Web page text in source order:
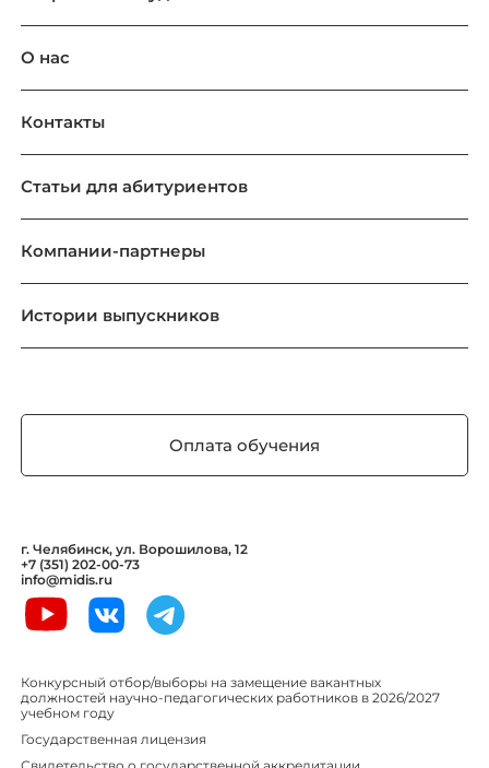
О нас
Контакты
Статьи для абитуриентов
Компании-партнеры
Истории выпускников
Оплата обучения
г. Челябинск, ул. Ворошилова, 12
+7 (351) 202-00-73
info@midis.ru
Конкурсный отбор/выборы на замещение вакантных
должностей научно-педагогических работников в 2026/2027
учебном году
Государственная лицензия